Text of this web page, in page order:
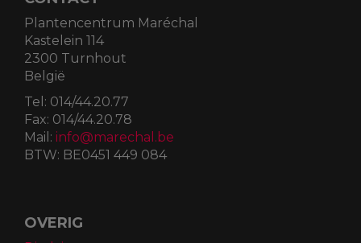
Plantencentrum Maréchal
Kastelein 114
2300 Turnhout
België
Tel: 014/44.20.77
Fax: 014/44.20.78
Mail: info@marechal.be
BTW: BE0451 449 084
OVERIG